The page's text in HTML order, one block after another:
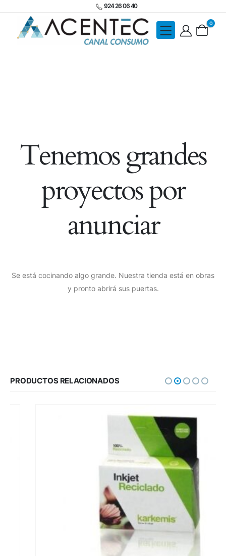
924 26 06 40
0
Tenemos grandes
proyectos por
anunciar
Se está cocinando algo grande. Nuestra tienda está en obras
y pronto abrirá sus puertas.
PRODUCTOS RELACIONADOS